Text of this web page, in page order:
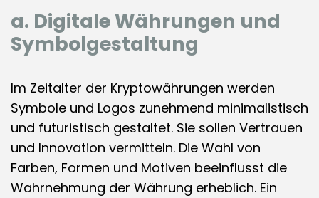
a. Digitale Währungen und
Symbolgestaltung
Im Zeitalter der Kryptowährungen werden
Symbole und Logos zunehmend minimalistisch
und futuristisch gestaltet. Sie sollen Vertrauen
und Innovation vermitteln. Die Wahl von
Farben, Formen und Motiven beeinflusst die
Wahrnehmung der Währung erheblich. Ein